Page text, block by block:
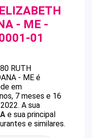
- ME -
01
RUTH
- ME é
em
7 meses e 16
A sua
e sua principal
e similares.